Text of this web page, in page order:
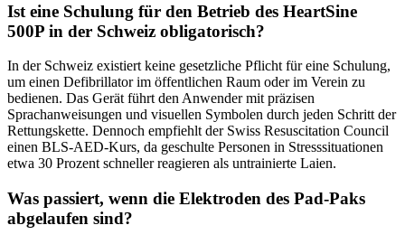
Ist eine Schulung für den Betrieb des HeartSine
500P in der Schweiz obligatorisch?
In der Schweiz existiert keine gesetzliche Pflicht für eine Schulung,
um einen Defibrillator im öffentlichen Raum oder im Verein zu
bedienen. Das Gerät führt den Anwender mit präzisen
Sprachanweisungen und visuellen Symbolen durch jeden Schritt der
Rettungskette. Dennoch empfiehlt der Swiss Resuscitation Council
einen BLS-AED-Kurs, da geschulte Personen in Stresssituationen
etwa 30 Prozent schneller reagieren als untrainierte Laien.
Was passiert, wenn die Elektroden des Pad-Paks
abgelaufen sind?